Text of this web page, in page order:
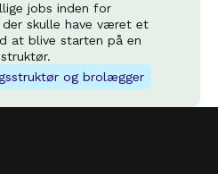
jobs inden for
skulle have været et
at blive starten på en
og brolægger